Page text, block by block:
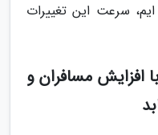
سرعت این تغییرات
افزایش مسافران و